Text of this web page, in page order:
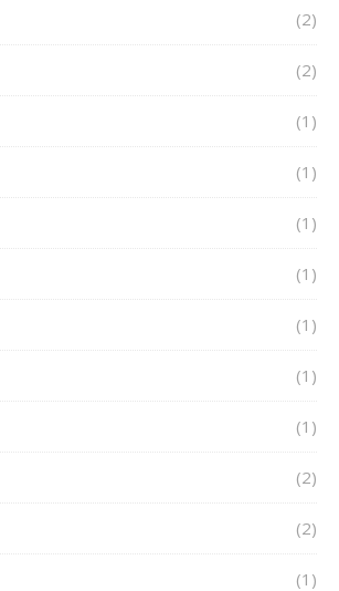
(2)
(2)
(1)
(1)
(1)
(1)
(1)
(1)
(1)
(2)
(2)
(1)